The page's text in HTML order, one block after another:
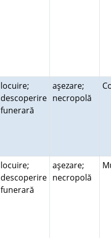
locuire;
descoperire
funerară
aşezare;
necropolă
locuire;
descoperire
funerară
aşezare;
necropolă